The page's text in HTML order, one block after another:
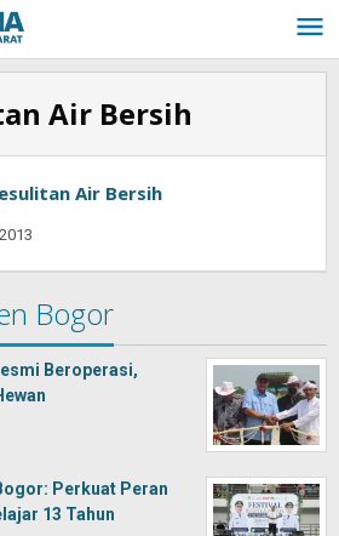
Air Bersih
Air Bersih
Bogor
Beroperasi,
Perkuat Peran
13 Tahun